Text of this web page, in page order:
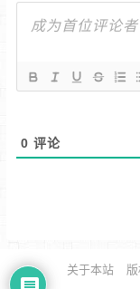
0 评论
关于本站